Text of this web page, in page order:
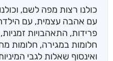
כולנו רצות מפה לשם,
עם אהבה עצמית, עם
פרידות, התאהבויות
חלומות במגירה, חלומות
ואינסוף שאלות לגבי